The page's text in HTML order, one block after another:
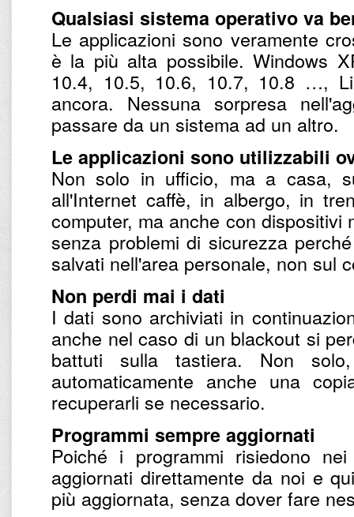
Qualsiasi sistema operativo va
Le applicazioni sono veramente
è la più alta possibile. Windows
10.4, 10.5, 10.6, 10.7, 10.8 …,
ancora. Nessuna sorpresa
passare da un sistema ad un altro.
Le applicazioni sono utilizzabili
Non solo in ufficio, ma a casa,
all'Internet caffè, in albergo, in
computer, ma anche con dispositivi
senza problemi di sicurezza
salvati nell'area personale, non sul
Non perdi mai i dati
I dati sono archiviati in
anche nel caso di un blackout si
battuti sulla tastiera. Non
automaticamente anche una
recuperarli se necessario.
Programmi sempre aggiornati
Poiché i programmi risiedono
aggiornati direttamente da noi e
più aggiornata, senza dover fare